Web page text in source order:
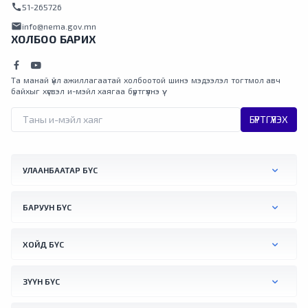
call 51-265726
mailinfo@nema.gov.mn
ХОЛБОО БАРИХ
Та манай үйл ажиллагаатай холбоотой шинэ мэдээлэл тогтмол авч
байхыг хүсвэл и-мэйл хаягаа бүртгүүлнэ үү.
БҮРТГҮҮЛЭХ
УЛААНБААТАР БҮС
БАРУУН БҮС
ХОЙД БҮС
ЗҮҮН БҮС